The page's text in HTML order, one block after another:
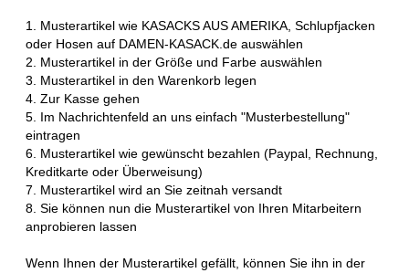
1. Musterartikel wie KASACKS AUS AMERIKA, Schlupfjacken
oder Hosen auf DAMEN-KASACK.de auswählen
2. Musterartikel in der Größe und Farbe auswählen
3. Musterartikel in den Warenkorb legen
4. Zur Kasse gehen
5. Im Nachrichtenfeld an uns einfach "Musterbestellung"
eintragen
6. Musterartikel wie gewünscht bezahlen (Paypal, Rechnung,
Kreditkarte oder Überweisung)
7. Musterartikel wird an Sie zeitnah versandt
8. Sie können nun die Musterartikel von Ihren Mitarbeitern
anprobieren lassen
Wenn Ihnen der Musterartikel gefällt, können Sie ihn in der